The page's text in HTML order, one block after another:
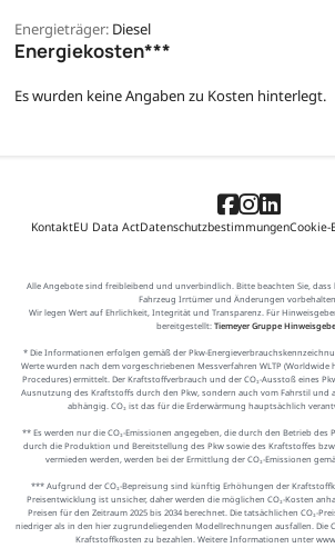
Energieträger: Diesel
Energiekosten***
Es wurden keine Angaben zu Kosten hinterlegt.
KontaktEU Data ActDatenschutzbestimmungenCookie-
Alle Angebote sind freibleibend und unverbindlich. Bitte beachten Sie,
Fahrzeug Irrtümer und Änderungen
Wir legen Wert auf Ehrlichkeit, Integrität und Transparenz. Für
bereitgestellt: Tiemeyer Gruppe
* Die Informationen erfolgen gemäß der Pkw-
Werte wurden nach dem vorgeschriebenen Messverfahren WLTP (Worldwide
Procedures) ermittelt. Der Kraftstoffverbrauch und der CO₂-Ausstoß eines
Ausnutzung des Kraftstoffs durch den Pkw, sondern auch vom Fahrstil und
abhängig. CO₂ ist das für die Erderwärmung hauptsächlich
** Es werden nur die CO₂-Emissionen angegeben, die durch den Betrieb des
durch die Produktion und Bereitstellung des Pkw sowie des Kraftstoffes
vermieden werden, werden bei der Ermittlung der CO₂-Emissionen
*** Aufgrund der CO₂-Bepreisung sind künftig Erhöhungen der
Preisentwicklung ist unsicher, daher werden die möglichen CO₂-Kosten
Preisen für den Zeitraum 2025 bis 2034 berechnet. Die tatsächlichen CO₂-
niedriger als in den hier zugrundeliegenden Modellrechnungen ausfallen. Die
Kraftstoffkosten zu bezahlen. Weitere Informationen unter